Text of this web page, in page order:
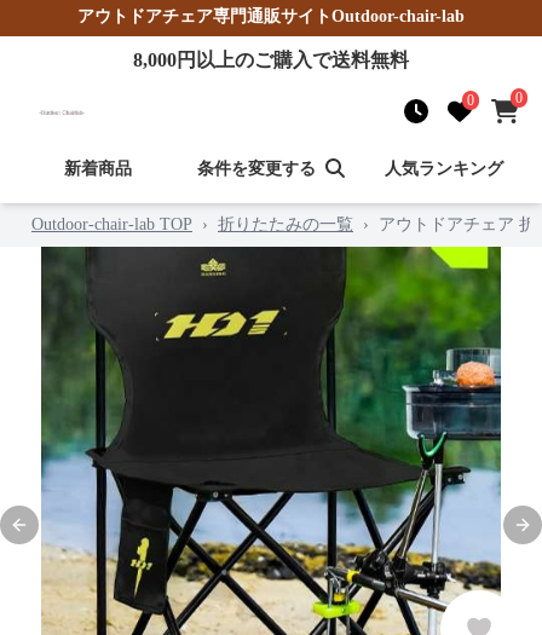
アウトドアチェア専門通販サイトOutdoor-chair-lab
8,000円以上のご購入で送料無料
0 0
新着商品 条件を変更する 人気ランキング
Outdoor-chair-lab TOP › 折りたたみの一覧 › アウトドアチェア
Previous slide